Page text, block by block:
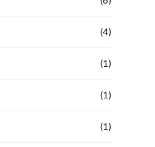
(4)
(1)
(1)
(1)